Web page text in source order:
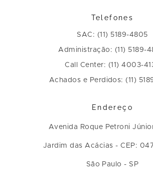
Telefones
SAC: (11) 5189-4805
Administração: (11) 5189-
Call Center: (11) 4003-
Achados e Perdidos: (11)
Endereço
Avenida Roque Petroni
Jardim das Acácias - CEP:
São Paulo - SP